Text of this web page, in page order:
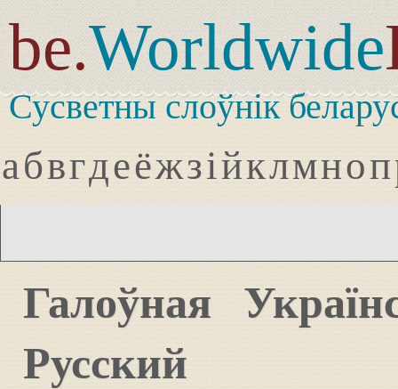
be.Worldwide
Сусветны слоўнік
абвгдеёжзійклмноп
Галоўная
Русский